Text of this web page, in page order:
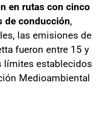
en rutas con cinco
de conducción,
las emisiones de
fueron entre 15 y
límites establecidos
Medioambiental